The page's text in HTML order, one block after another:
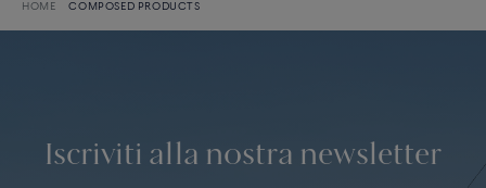
HOME COMPOSED PRODUCTS
Iscriviti alla nostra newsletter